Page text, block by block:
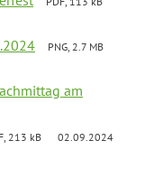
PNG, 2.7 MB
am
213 kB 02.09.2024